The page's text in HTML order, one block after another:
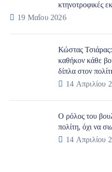
κτηνοτροφικές
19 Μαΐου 2026
Κώστας
καθήκον κάθε
δίπλα στον
14 Απριλίου
Ο ρόλος του
πολίτη, όχι να
14 Απριλίου